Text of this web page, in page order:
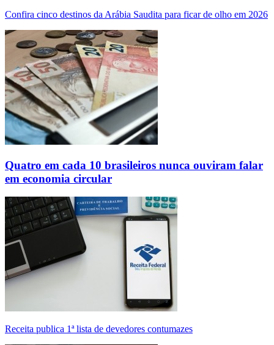
Confira cinco destinos da Arábia Saudita para ficar de olho em 2026
Quatro em cada 10 brasileiros nunca ouviram falar
em economia circular
Receita publica 1ª lista de devedores contumazes